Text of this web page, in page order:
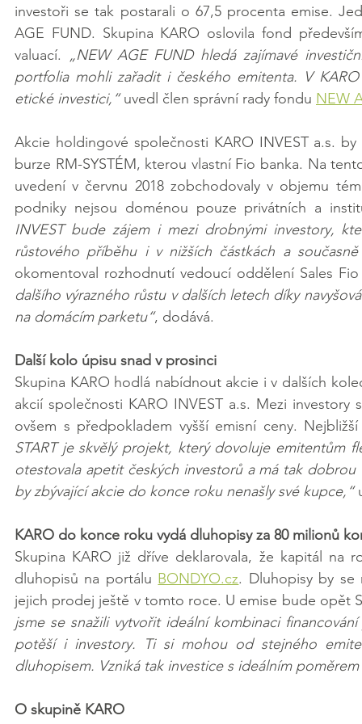
investoři se tak postarali o 67,5 procenta emise.
AGE FUND. Skupina KARO oslovila fond
valuací. „NEW AGE FUND hledá zajímavé
portfolia mohli zařadit i českého emitenta. V
etické investici,“ uvedl člen správní rady fondu NEW
Akcie holdingové společnosti KARO INVEST a.s.
burze RM-SYSTÉM, kterou vlastní Fio banka. Na
uvedení v červnu 2018 zobchodovaly v objemu
podniky nejsou doménou pouze privátních a
INVEST bude zájem i mezi drobnými investory,
růstového příběhu i v nižších částkách a
okomentoval rozhodnutí vedoucí oddělení Sales
dalšího výrazného růstu v dalších letech díky
na domácím parketu“, dodává.
Další kolo úpisu snad v prosinci
Skupina KARO hodlá nabídnout akcie i v dalších
akcií společnosti KARO INVEST a.s. Mezi
ovšem s předpokladem vyšší emisní ceny.
START je skvělý projekt, který dovoluje emitentům
otestovala apetit českých investorů a má tak
by zbývající akcie do konce roku nenašly své kupce,“
KARO do konce roku vydá dluhopisy za 80 milionů
Skupina KARO již dříve deklarovala, že kapitál na
dluhopisů na portálu BONDYO.cz. Dluhopisy by se
jejich prodej ještě v tomto roce. U emise bude opět
jsme se snažili vytvořit ideální kombinaci
potěší i investory. Ti si mohou od stejného
dluhopisem. Vzniká tak investice s ideálním
O skupině KARO